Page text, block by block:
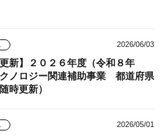
2026/06/03
更新】２０２６年度（令和８年
ノロジー関連補助事業 都道府県
時更新）
2026/05/01